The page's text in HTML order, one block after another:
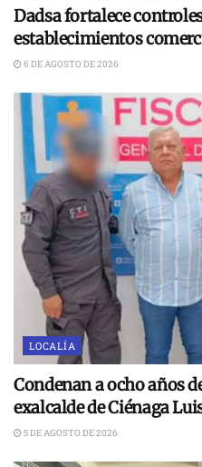
Dadsa fortalece
establecimientos
6 DE AGOSTO DE 2026
LOCALÍA
Condenan a ocho años
exalcalde de Ciénaga
5 DE AGOSTO DE 2026